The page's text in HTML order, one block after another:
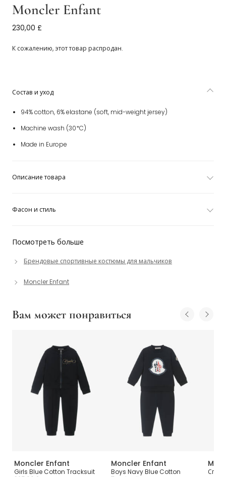
Moncler Enfant
Boys Blue Cotton Tracksuit
230,00 £
К сожалению, этот товар распродан.
Посмотреть больше
Брендовые спортивные костюмы для мальчиков
Moncler Enfant
Состав и уход
94% cotton, 6% elastane (soft, mid-weight jersey)
Machine wash (30*C)
Made in Europe
Описание товара
Фасон и стиль
Вам может понравиться
Moncler Enfant
Girls Blue Cotton Tracksuit
Moncler Enfant
Boys Navy Blue Cotton